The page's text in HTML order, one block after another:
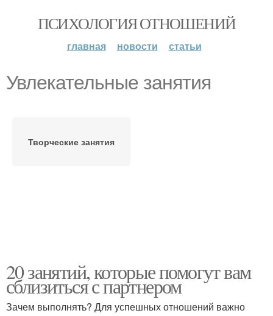
ПСИХОЛОГИЯ ОТНОШЕНИЙ
главная новости статьи
Увлекательные занятия
Творческие занятия
20 занятий, которые помогут вам
сблизиться с партнером
Зачем выполнять? Для успешных отношений важно